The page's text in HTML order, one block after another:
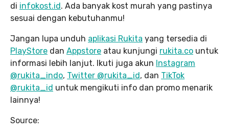
di infokost.id. Ada banyak kost murah yang pastinya
sesuai dengan kebutuhanmu!
Jangan lupa unduh aplikasi Rukita yang tersedia di
PlayStore dan Appstore atau kunjungi rukita.co untuk
informasi lebih lanjut. Ikuti juga akun Instagram
@rukita_indo, Twitter @rukita_id, dan TikTok
@rukita_id untuk mengikuti info dan promo menarik
lainnya!
Source: